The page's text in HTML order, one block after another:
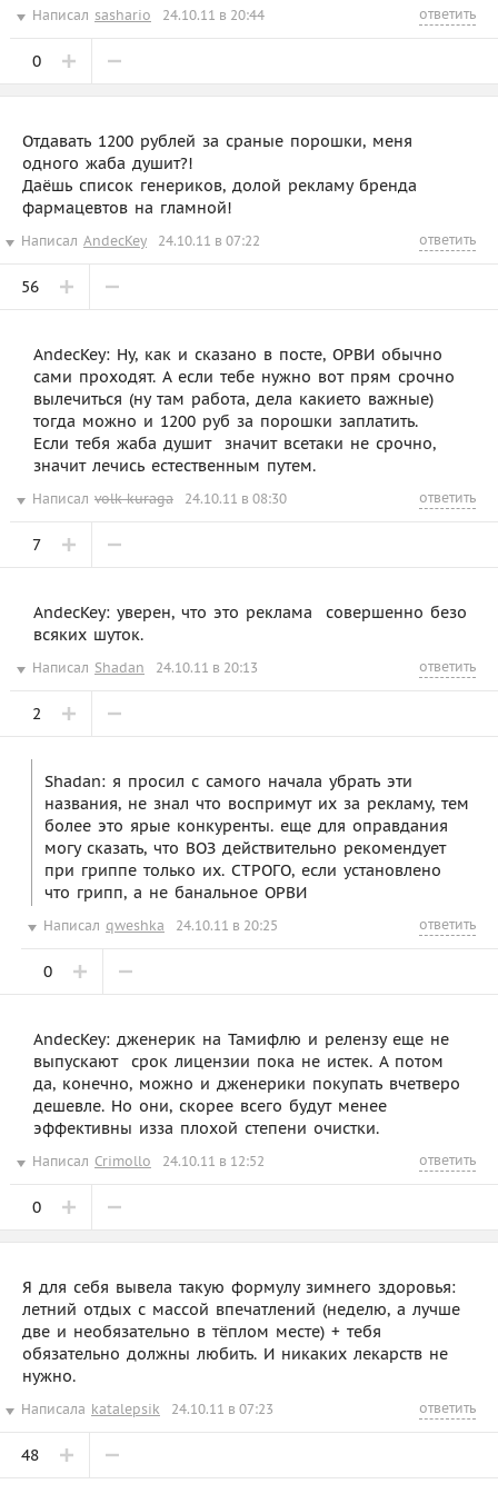
Написал sashario 24.10.11 в 20:44 ответить
0
Отдавать 1200 рублей за сраные порошки, меня
одного жаба душит?!
Даёшь список генериков, долой рекламу бренда
фармацевтов на гламной!
Написал AndecKey 24.10.11 в 07:22 ответить
56
AndecKey: Ну, как и сказано в посте, ОРВИ обычно
сами проходят. А если тебе нужно вот прям срочно
вылечиться (ну там работа, дела какието важные) 
тогда можно и 1200 руб за порошки заплатить.
Если тебя жаба душит  значит всетаки не срочно,
значит лечись естественным путем.
Написал volk-kuraga 24.10.11 в 08:30 ответить
7
AndecKey: уверен, что это реклама  совершенно безо
всяких шуток.
Написал Shadan 24.10.11 в 20:13 ответить
2
Shadan: я просил с самого начала убрать эти
названия, не знал что воспримут их за рекламу, тем
более это ярые конкуренты. еще для оправдания
могу сказать, что ВОЗ действительно рекомендует
при гриппе только их. СТРОГО, если установлено
что грипп, а не банальное ОРВИ
Написал qweshka 24.10.11 в 20:25 ответить
0
AndecKey: дженерик на Тамифлю и релензу еще не
выпускают  срок лицензии пока не истек. А потом
да, конечно, можно и дженерики покупать вчетверо
дешевле. Но они, скорее всего будут менее
эффективны изза плохой степени очистки.
Написал Crimollo 24.10.11 в 12:52 ответить
0
Я для себя вывела такую формулу зимнего здоровья:
летний отдых с массой впечатлений (неделю, а лучше
две и необязательно в тёплом месте) + тебя
обязательно должны любить. И никаких лекарств не
нужно.
Написала katalepsik 24.10.11 в 07:23 ответить
48